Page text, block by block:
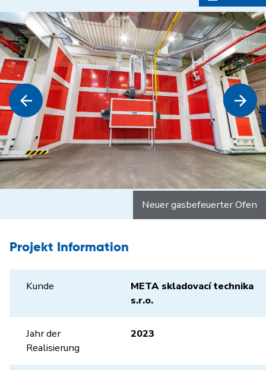
Neuer gasbefeuerter Ofen
Projekt Information
Kunde
META skladovací technika
s.r.o.
Jahr der
Realisierung
2023